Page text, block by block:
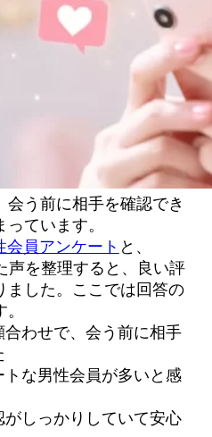
会う前に相手を確認でき
ています。
会員アンケート と、
声を整理すると、良い評
ました。ここでは回答の
わせで、会う前に相手
な男性会員が多いと感
しっかりしていて安心